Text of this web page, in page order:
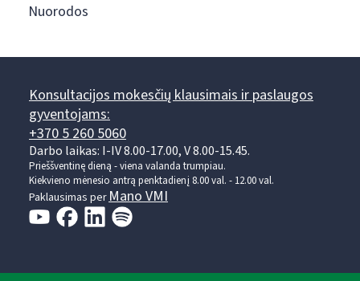
Nuorodos
Konsultacijos mokesčių klausimais ir paslaugos
gyventojams:
+370 5 260 5060
Darbo laikas: I-IV 8.00-17.00, V 8.00-15.45.
Prieššventinę dieną - viena valanda trumpiau.
Kiekvieno mėnesio antrą penktadienį 8.00 val. - 12.00 val.
Paklausimas per Mano VMI